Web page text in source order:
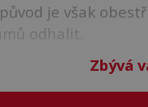
původ je však
odhalit.
Zbývá